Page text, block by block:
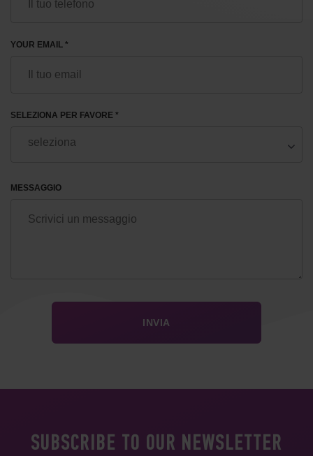
YOUR EMAIL *
SELEZIONA PER FAVORE *
MESSAGGIO
SUBSCRIBE TO OUR NEWSLETTER